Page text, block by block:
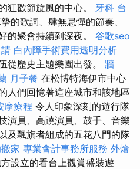
狂歡節旋風的中心。 牙科 台
的歌詞、肆無忌憚的節奏、
的聚會持續到深夜。 谷歌seo
白內障手術費用透明分析
從歷史主題樂園出發。 牆
月子餐 在松博特海伊市中心
人們回憶著這座城市和該地區
摩療程 令人印象深刻的遊行隊
演員、高蹺演員、鼓手、音樂
及飄旗者組成的五花八門的隊
家 專業會計事務所服務 外燴
設立的看台上觀賞​​盛裝遊